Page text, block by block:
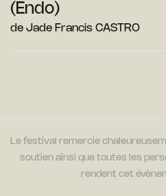
(Endo)
de Jade Francis CASTRO
Le festival remercie
soutien ainsi que toutes les
rendent cet